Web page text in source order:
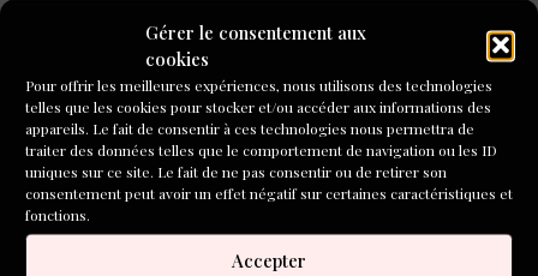
Gérer le consentement aux
cookies
Pour offrir les meilleures expériences, nous utilisons des technologies
telles que les cookies pour stocker et/ou accéder aux informations des
appareils. Le fait de consentir à ces technologies nous permettra de
traiter des données telles que le comportement de navigation ou les ID
uniques sur ce site. Le fait de ne pas consentir ou de retirer son
consentement peut avoir un effet négatif sur certaines caractéristiques et
fonctions.
Accepter
Tenir un journal, une routine d’écriture féconde pour
Lola Lafon